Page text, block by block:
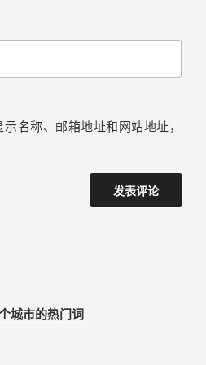
名称、邮箱地址和网站地址，
城市的热门词